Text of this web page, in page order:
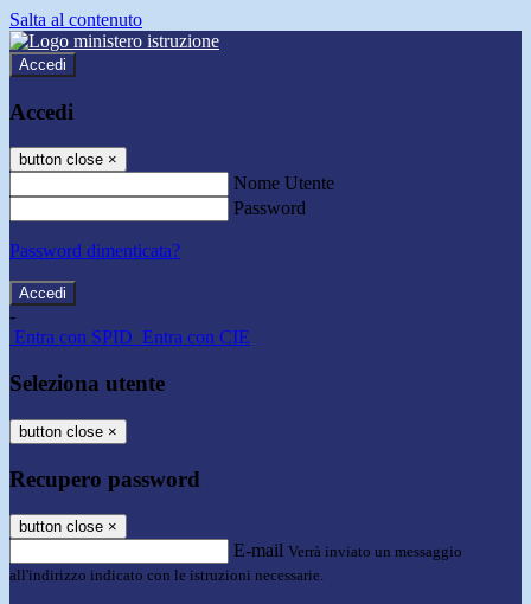
Salta al contenuto
Accedi
Accedi
button close ×
Nome Utente
Password
Password dimenticata?
-
Entra con SPID Entra con CIE
Seleziona utente
button close ×
Recupero password
button close ×
E-mail Verrà inviato un messaggio
all'indirizzo indicato con le istruzioni necessarie.